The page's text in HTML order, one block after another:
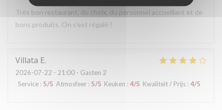
Très bon restaurant, du choix, du personnel accueillant et de
bons produits. On s'est régalé !
Villata E
2026-07-22 - 21:00 - Gasten 2
Service : 5/5 Atmosfeer : 5/5 Keuken : 4/5 Kwaliteit / Prijs : 4/5